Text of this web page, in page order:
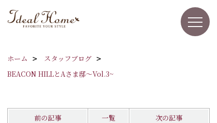
ホーム
スタッフブログ
BEACON HILLとAさま邸～Vol.3~
前の記事 一覧 次の記事